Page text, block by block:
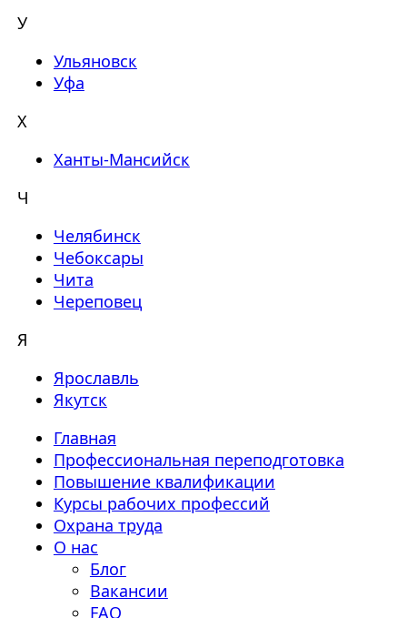
У
Ульяновск
Уфа
Х
Ханты-Мансийск
Ч
Челябинск
Чебоксары
Чита
Череповец
Я
Ярославль
Якутск
Главная
Профессиональная переподготовка
Повышение квалификации
Курсы рабочих профессий
Охрана труда
О нас
Блог
Вакансии
FAQ